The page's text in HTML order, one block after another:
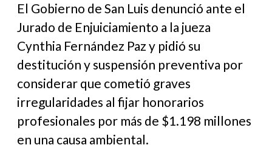
El Gobierno de San Luis denunció ante el
Jurado de Enjuiciamiento a la jueza
Cynthia Fernández Paz y pidió su
destitución y suspensión preventiva por
considerar que cometió graves
irregularidades al fijar honorarios
profesionales por más de $1.198 millones
en una causa ambiental.